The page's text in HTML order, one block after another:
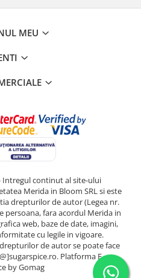
MEU
- Intregul continut al site-ului
Merida in Bloom SRL si este
drepturilor de autor (Legea nr.
persoana, fara acordul Merida in
web, baze de date, imagini,
cu legile in vigoare.
de autor se poate face
Platforma E-
by Gomag